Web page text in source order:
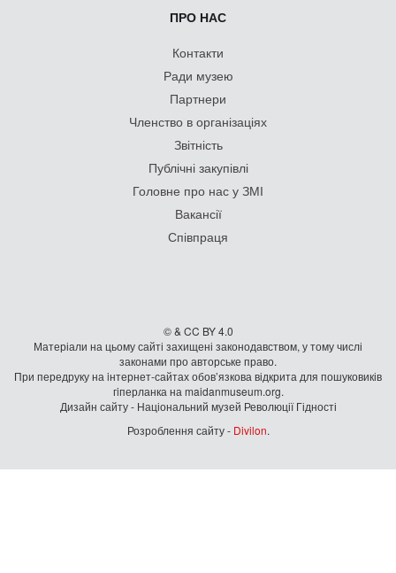
ПРО НАС
Контакти
Ради музею
Партнери
Членство в організаціях
Звітність
Публічні закупівлі
Головне про нас у ЗМІ
Вакансії
Співпраця
© & CC BY 4.0
Матеріали на цьому сайті захищені законодавством, у тому числі
законами про авторське право.
При передруку на iнтернет-сайтах обов’язкова відкрита для пошуковиків
гiперланка на maidanmuseum.org.
Дизайн сайту - Національний музей Революції Гідності
Розроблення сайту - Divilon.